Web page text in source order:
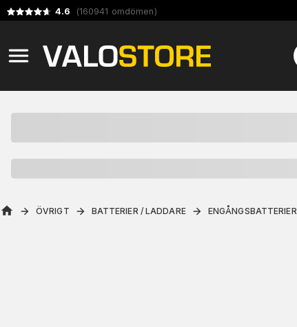
4.6 (160941 omdömen)
ÖVRIGT BATTERIER / LADDARE ENGÅNGSBATTERIER